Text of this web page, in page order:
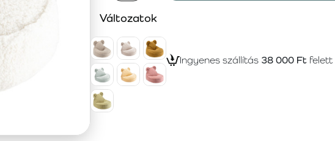
Változatok
Ingyenes szállítás 38 000 Ft felett